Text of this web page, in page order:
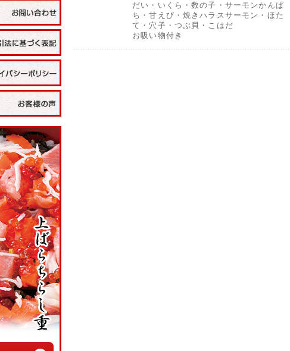
だい・いくら・数の子・サーモンかんぱ
ち・甘えび・焼きハラスサーモン・ほた
て・穴子・つぶ貝・こはだ
お吸い物付き